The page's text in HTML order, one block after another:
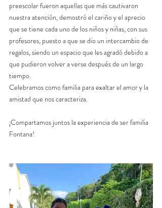
preescolar fueron aquellas que más cautivaron
nuestra atención, demostró el cariño y el aprecio
que se tiene cada uno de los niños y niñas, con sus
profesores, puesto a que se dio un intercambio de
regalos, siendo un espacio que les agradó debido a
que pudieron volver a verse después de un largo
tiempo.
Celebramos como familia para exaltar el amor y la
amistad que nos caracteriza.
¡Compartamos juntos la experiencia de ser familia
Fontana!